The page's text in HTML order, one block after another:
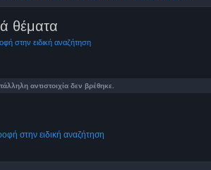
θέματα
στην ειδική αναζήτηση
αντιστοιχία δεν βρέθηκε.
στην ειδική αναζήτηση